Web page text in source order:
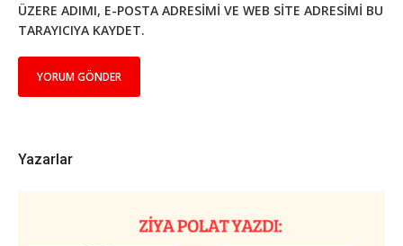
ÜZERE ADIMI, E-POSTA ADRESIMI VE WEB SITE ADRESIMI BU
TARAYICIYA KAYDET.
Yazarlar